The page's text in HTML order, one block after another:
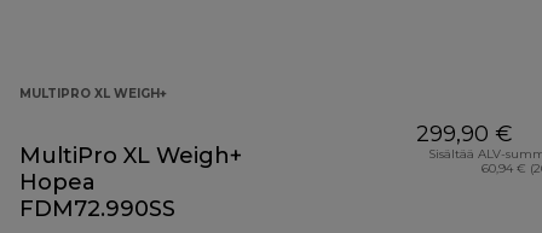
MULTIPRO XL WEIGH+
MultiPro XL Weigh+
Hopea
FDM72.990SS
299,90 €
Sisältää ALV-
60,94 €